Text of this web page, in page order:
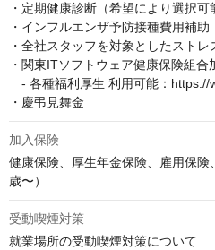
・定期健康診断（希望により選択可
・インフルエンザ予防接種費用補助
・全社スタッフを対象としたスト
・関東ITソフトウェア健康保険組合
- 各種福利厚生 利用可能：https://
・慶弔見舞金
加入保険
健康保険、厚生年金保険、雇用保
歳〜）
受動喫煙対策
就業場所の受動喫煙対策について